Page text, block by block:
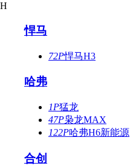
H
悍马
72P悍马H3
哈弗
1P猛龙
47P枭龙MAX
122P哈弗H6新能源
合创